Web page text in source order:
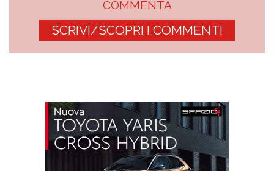
COMMENTA
SCRIVI/SCOPRI I COMMENTI